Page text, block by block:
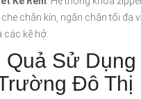
che chắn kín, ngăn chặn tối đa
các kẽ hở.
Quả Sử Dụng
Đô Thị